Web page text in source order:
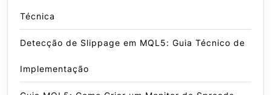
Técnica
Detecção de Slippage em MQL5: Guia Técnico de
Implementação